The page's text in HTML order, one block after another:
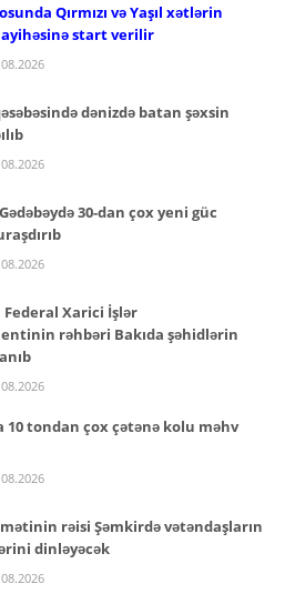
Qırmızı və Yaşıl xətlərin
layihəsinə start verilir
dənizdə batan şəxsin
30-dan çox yeni güc
Federal Xarici İşlər
rəhbəri Bakıda şəhidlərin
10 tondan çox çətənə kolu məhv
rəisi Şəmkirdə vətəndaşların
dinləyəcək